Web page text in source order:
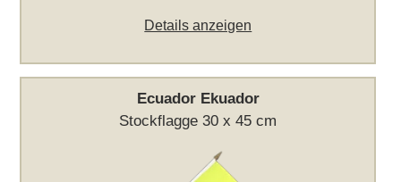
Details anzeigen
Ecuador Ekuador
Stockflagge 30 x 45 cm